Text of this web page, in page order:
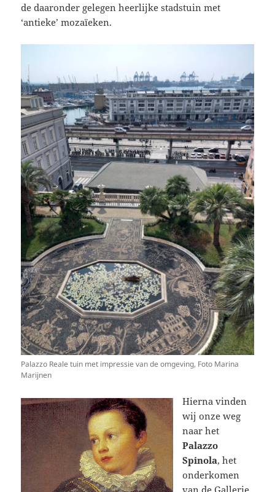
de daaronder gelegen heerlijke stadstuin met
‘antieke’ mozaïeken.
Palazzo Reale tuin met impressie van de omgeving, Foto Marina
Marijnen
Hierna vinden
wij onze weg
naar het
Palazzo
Spinola, het
onderkomen
van de Gallerie